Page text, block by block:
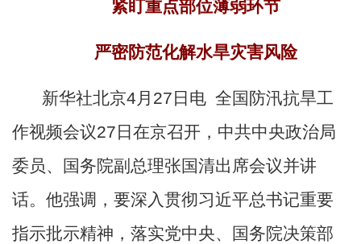
紧盯重点部位薄弱环节
严密防范化解水旱灾害风险
新华社北京4月27日电 全国防汛抗旱工
作视频会议27日在京召开，中共中央政治局
委员、国务院副总理张国清出席会议并讲
话。他强调，要深入贯彻习近平总书记重要
指示批示精神，落实党中央、国务院决策部